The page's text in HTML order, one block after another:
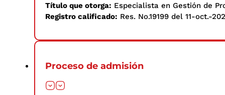
Título que otorga: Especialista en Gestión de
Registro calificado: Res. No.19199 del 11-oct.-
Proceso de admisión